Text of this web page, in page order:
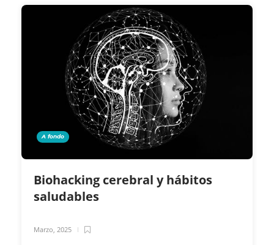
A fondo
Biohacking cerebral y hábitos
saludables
Marzo, 2025